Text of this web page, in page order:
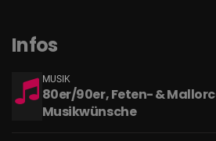
Infos
MUSIK
80er/90er, Feten- &
Musikwünsche